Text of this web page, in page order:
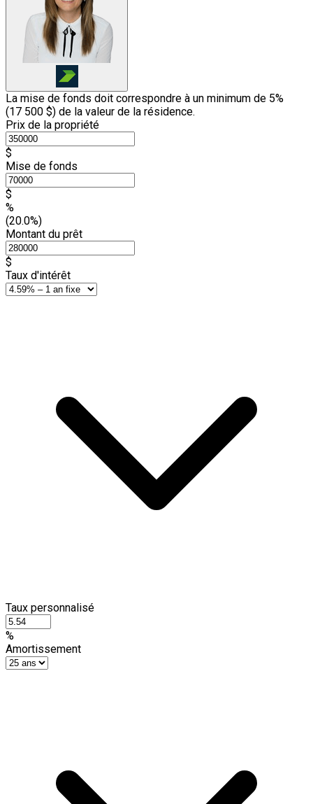
La mise de fonds doit correspondre à un minimum de 5%
(17 500 $) de la valeur de la résidence.
Prix de la propriété
$
Mise de fonds
$
%
(20.0%)
Montant du prêt
$
Taux d'intérêt
Taux personnalisé
%
Amortissement